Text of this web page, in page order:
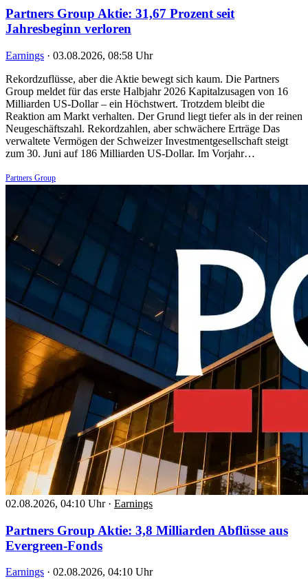
Partners Group Aktie: 31,67 Prozent seit
Jahresbeginn verloren
Earnings · 03.08.2026, 08:58 Uhr
Rekordzuflüsse, aber die Aktie bewegt sich kaum. Die Partners
Group meldet für das erste Halbjahr 2026 Kapitalzusagen von 16
Milliarden US-Dollar – ein Höchstwert. Trotzdem bleibt die
Reaktion am Markt verhalten. Der Grund liegt tiefer als in der reinen
Neugeschäftszahl. Rekordzahlen, aber schwächere Erträge Das
verwaltete Vermögen der Schweizer Investmentgesellschaft steigt
zum 30. Juni auf 186 Milliarden US-Dollar. Im Vorjahr…
Partners Group
02.08.2026, 04:10 Uhr · Earnings
Partners Group Aktie: 3,8 Milliarden Abflüsse aus
Evergreen-Fonds
Earnings · 02.08.2026, 04:10 Uhr